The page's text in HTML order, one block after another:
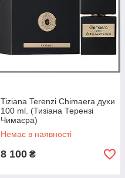
Tiziana Terenzi Chimaera духи
100 ml. (Тизіана Терензі
Чимаєра)
Немає в наявності
8 100 ₴